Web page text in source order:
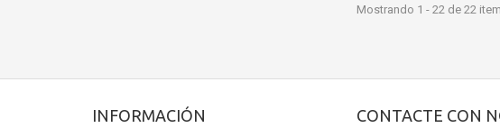
Mostrando 1 - 22 de 22
INFORMACIÓN CONTACTE CON